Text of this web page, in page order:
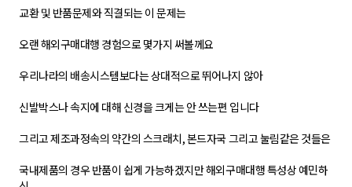
교환 및 반품문제와 직결되는 이 문제는
오랜 해외구매대행 경험으로 몇가지 써볼께요
우리나라의 배송시스템보다는 상대적으로 뛰어나지 않아
신발박스나 속지에 대해 신경을 크게는 안 쓰는편 입니다
그리고 제조과정속의 약간의 스크래치, 본드자국 그리고 눌림같은 것들은
국내제품의 경우 반품이 쉽게 가능하겠지만 해외구매대행 특성상 예민하